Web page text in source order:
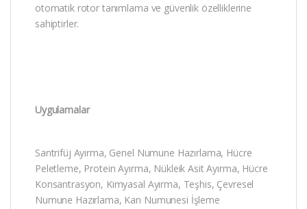
otomatik rotor tanımlama ve güvenlik özelliklerine
sahiptirler.
Uygulamalar
Santrifüj Ayırma, Genel Numune Hazırlama, Hücre
Peletleme, Protein Ayırma, Nükleik Asit Ayırma, Hücre
Konsantrasyon, Kimyasal Ayırma, Teşhis, Çevresel
Numune Hazırlama, Kan Numunesi İşleme